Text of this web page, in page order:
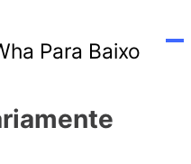
Para Baixo